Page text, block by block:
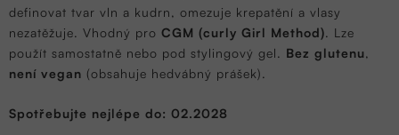
definovat tvar vln a kudrn, omezuje krepatění a vlasy
nezatěžuje. Vhodný pro CGM (curly Girl Method). Lze
použít samostatně nebo pod stylingový gel. Bez glutenu,
není vegan (obsahuje hedvábný prášek).
Spotřebujte nejlépe do: 02.2028